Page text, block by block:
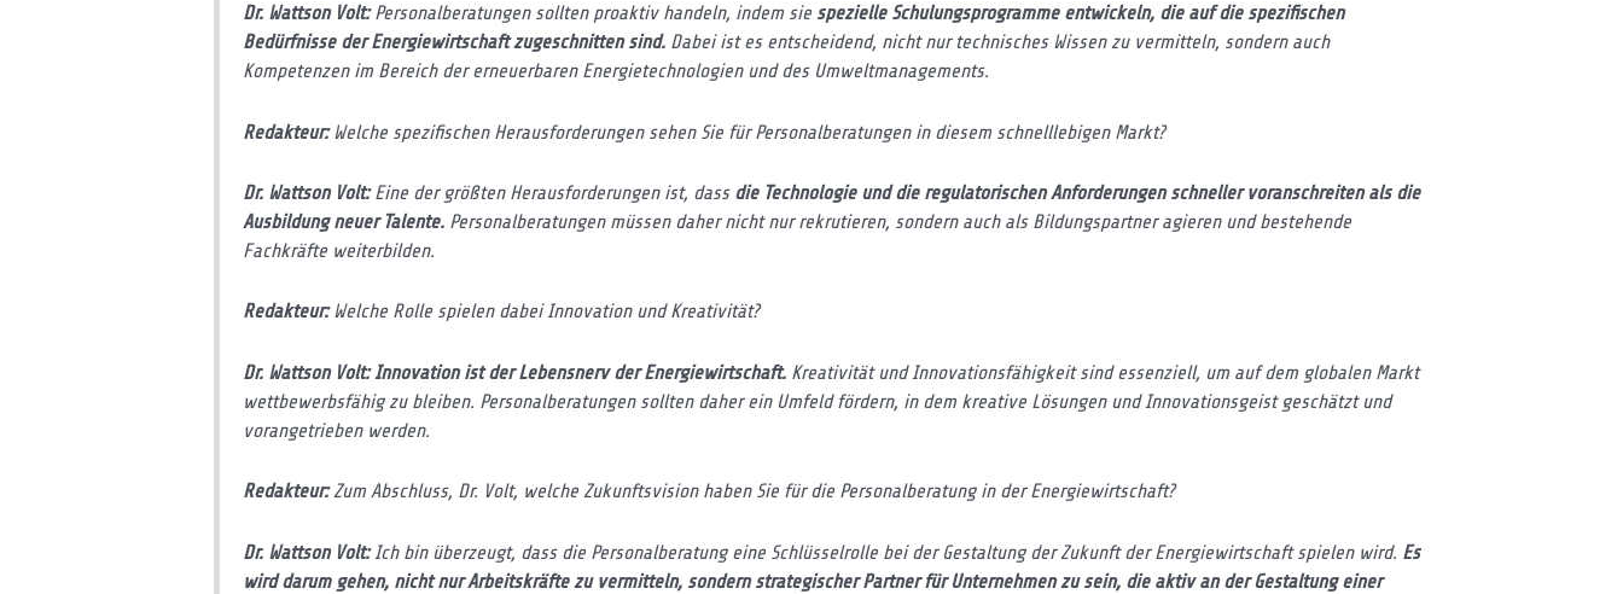
Dr. Wattson Volt:Personalberatungen sollten proaktiv handeln, indem sie spezielle Schulungsprogramme entwickeln, die auf die spezifischen
Bedürfnisse der Energiewirtschaft zugeschnitten sind. Dabei ist es entscheidend, nicht nur technisches Wissen zu vermitteln, sondern auch
Kompetenzen im Bereich der erneuerbaren Energietechnologien und des Umweltmanagements.
Redakteur:Welche spezifischen Herausforderungen sehen Sie für Personalberatungen in diesem schnelllebigen Markt?
Dr. Wattson Volt:Eine der größten Herausforderungen ist, dass die Technologie und die regulatorischen Anforderungen schneller voranschreiten als die
Ausbildung neuer Talente. Personalberatungen müssen daher nicht nur rekrutieren, sondern auch als Bildungspartner agieren und bestehende
Fachkräfte weiterbilden.
Redakteur:Welche Rolle spielen dabei Innovation und Kreativität?
Dr. Wattson Volt: Innovation ist der Lebensnerv der Energiewirtschaft. Kreativität und Innovationsfähigkeit sind essenziell, um auf dem globalen Markt
wettbewerbsfähig zu bleiben. Personalberatungen sollten daher ein Umfeld fördern, in dem kreative Lösungen und Innovationsgeist geschätzt und
vorangetrieben werden.
Redakteur:Zum Abschluss, Dr. Volt, welche Zukunftsvision haben Sie für die Personalberatung in der Energiewirtschaft?
Dr. Wattson Volt:Ich bin überzeugt, dass die Personalberatung eine Schlüsselrolle bei der Gestaltung der Zukunft der Energiewirtschaft spielen wird. Es
wird darum gehen, nicht nur Arbeitskräfte zu vermitteln, sondern strategischer Partner für Unternehmen zu sein, die aktiv an der Gestaltung einer